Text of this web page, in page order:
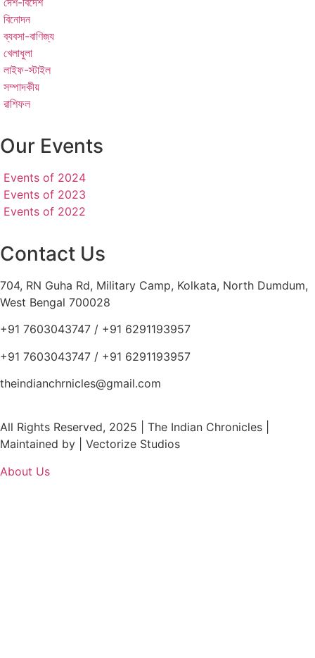
বিনোদন
ব্যবসা-বাণিজ্য
খেলাধুলা
লাইফ-স্টাইল
সম্পাদকীয়
রাশিফল
Our Events
Events of 2024
Events of 2023
Events of 2022
Contact Us
704, RN Guha Rd, Military Camp, Kolkata, North Dumdum,
West Bengal 700028
+91 7603043747 / +91 6291193957
+91 7603043747 / +91 6291193957
theindianchrnicles@gmail.com
All Rights Reserved, 2025 | The Indian Chronicles |
Maintained by | Vectorize Studios
About Us